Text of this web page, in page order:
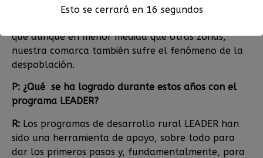
actividades económicas a la comarca y, de este
que aunque en menor medida que otras zonas,
nuestra comarca también sufre el fenómeno de la
despoblación.
P: ¿Qué se ha logrado durante estos años con el
programa LEADER?
R: Los programas de desarrollo rural LEADER han
sido una herramienta de apoyo, sobre todo para
dar los primeros pasos y, fundamentalmente, para
Esto se cerrará en 15 segundos